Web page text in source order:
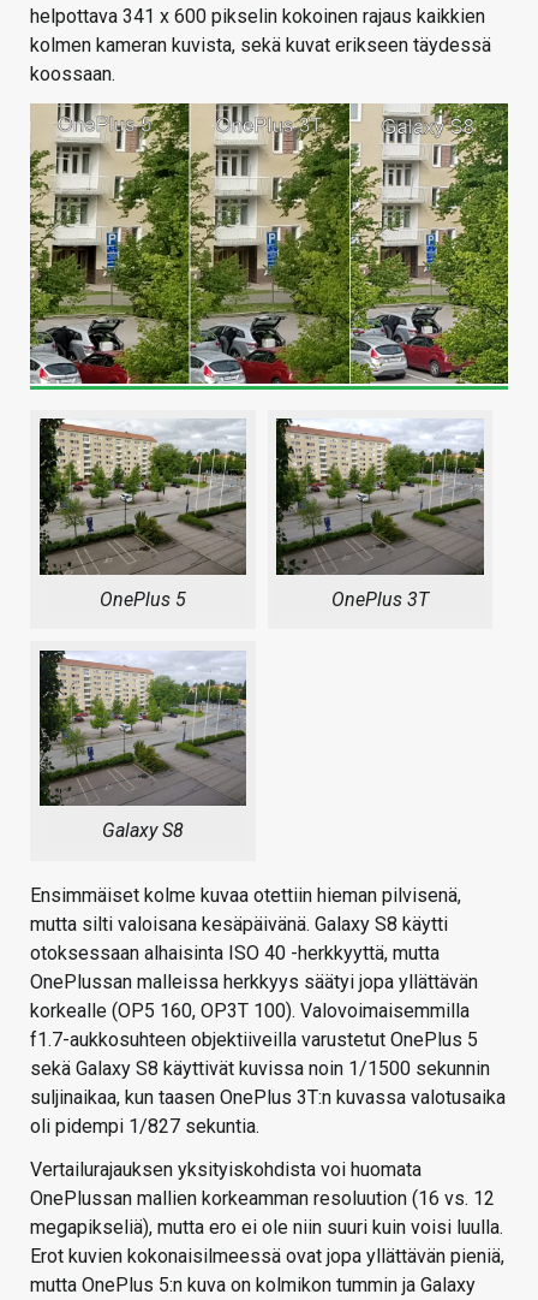
helpottava 341 x 600 pikselin kokoinen rajaus kaikkien
kolmen kameran kuvista, sekä kuvat erikseen täydessä
koossaan.
OnePlus 5 OnePlus 3T
Galaxy S8
Ensimmäiset kolme kuvaa otettiin hieman pilvisenä,
mutta silti valoisana kesäpäivänä. Galaxy S8 käytti
otoksessaan alhaisinta ISO 40 -herkkyyttä, mutta
OnePlussan malleissa herkkyys säätyi jopa yllättävän
korkealle (OP5 160, OP3T 100). Valovoimaisemmilla
f1.7-aukkosuhteen objektiiveilla varustetut OnePlus 5
sekä Galaxy S8 käyttivät kuvissa noin 1/1500 sekunnin
suljinaikaa, kun taasen OnePlus 3T:n kuvassa valotusaika
oli pidempi 1/827 sekuntia.
Vertailurajauksen yksityiskohdista voi huomata
OnePlussan mallien korkeamman resoluution (16 vs. 12
megapikseliä), mutta ero ei ole niin suuri kuin voisi luulla.
Erot kuvien kokonaisilmeessä ovat jopa yllättävän pieniä,
mutta OnePlus 5:n kuva on kolmikon tummin ja Galaxy